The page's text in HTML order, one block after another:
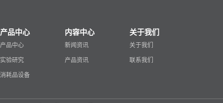
产品中心
产品中心
实验研究
消耗品设备
内容中心
新闻资讯
产品资讯
关于我们
关于我们
联系我们